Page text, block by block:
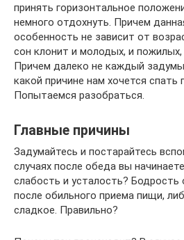
принять горизонтальное
немного отдохнуть. Причем
особенность не зависит от
сон клонит и молодых, и
Причем далеко не каждый
какой причине нам хочется спать
Попытаемся разобраться.
Главные причины
Задумайтесь и постарайтесь
случаях после обеда вы
слабость и усталость?
после обильного приема пищи,
сладкое. Правильно?